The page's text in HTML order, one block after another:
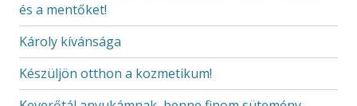
és a mentőket!
Károly kívánsága
Készüljön otthon a kozmetikum!